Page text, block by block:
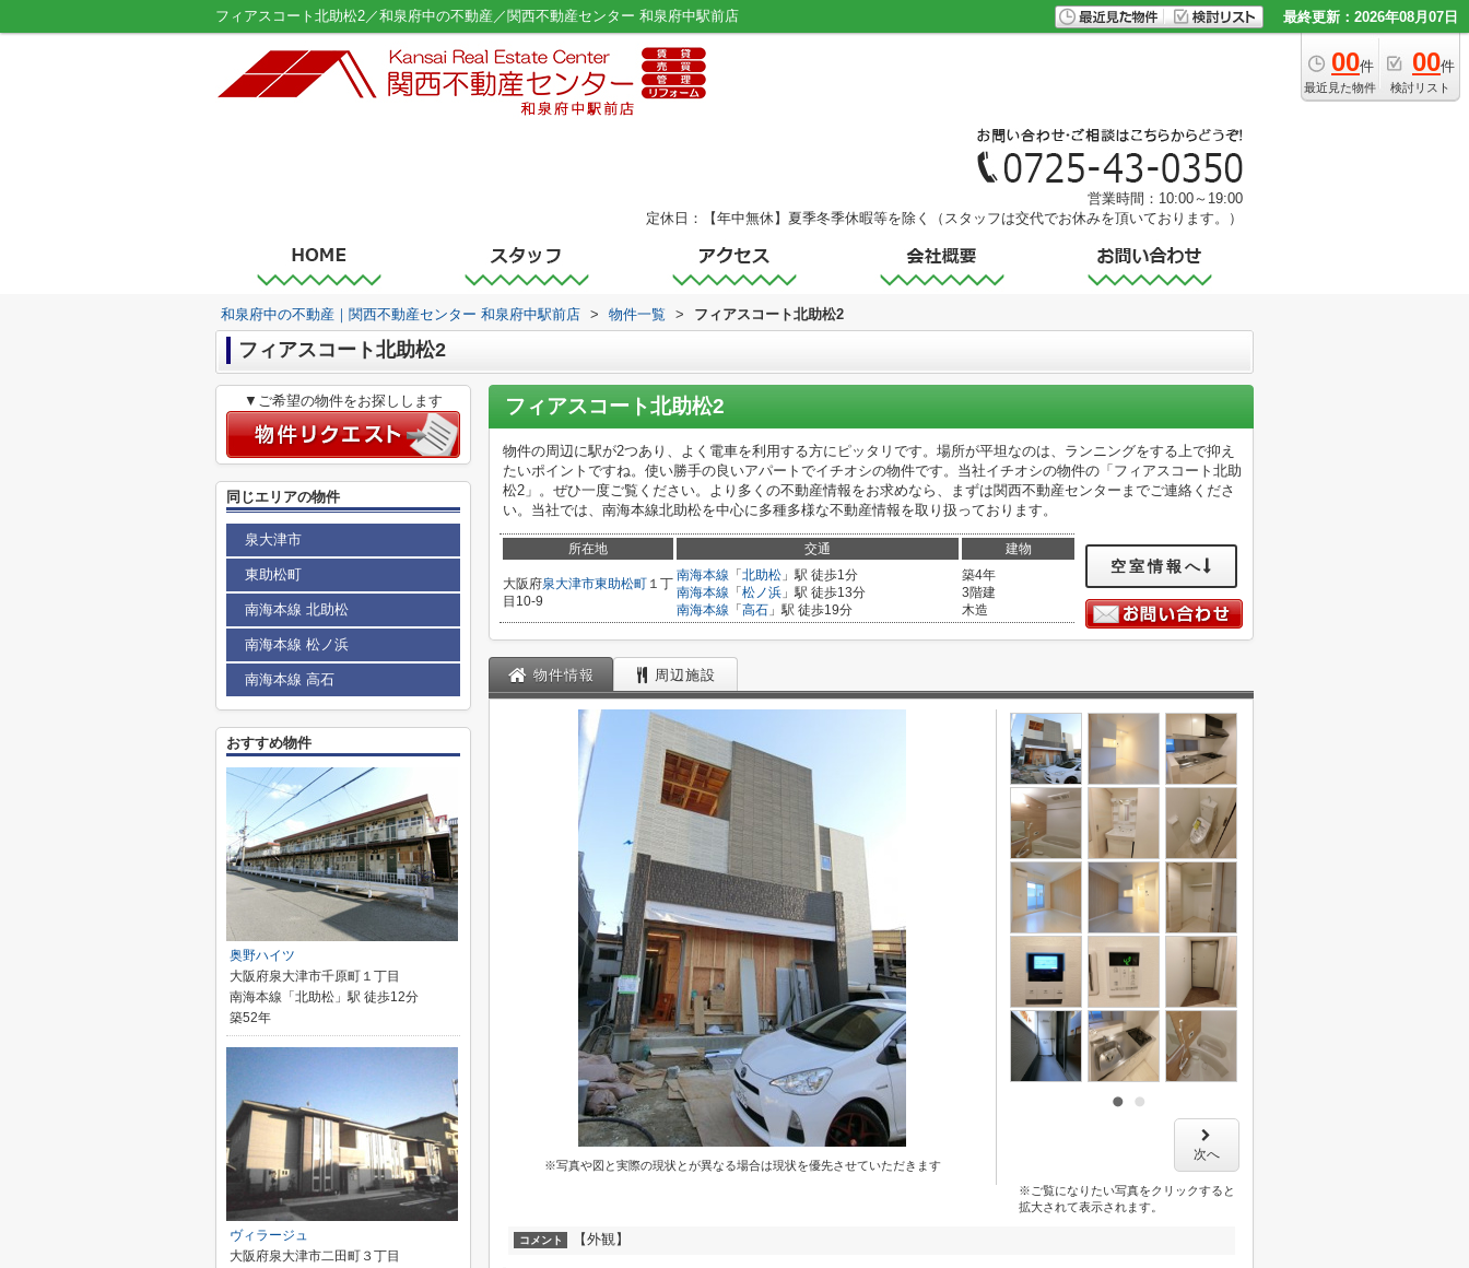
フィアスコート北助松2／和泉府中の不動産／関西不動産センター 和泉府中駅前店 最終更新：2026年08月07日
00件
最近見た物件
00件
検討リスト
営業時間：10:00～19:00
定休日：【年中無休】夏季冬季休暇等を除く（スタッフは交代でお休みを頂いております。）
和泉府中の不動産｜関西不動産センター 和泉府中駅前店 > 物件一覧 > フィアスコート北助松2
フィアスコート北助松2
フィアスコート北助松2
物件の周辺に駅が2つあり、よく電車を利用する方にピッタリです。場所が平坦なのは、ランニングをする上で抑え
たいポイントですね。使い勝手の良いアパートでイチオシの物件です。当社イチオシの物件の「フィアスコート北助
松2」。ぜひ一度ご覧ください。より多くの不動産情報をお求めなら、まずは関西不動産センターまでご連絡くださ
い。当社では、南海本線北助松を中心に多種多様な不動産情報を取り扱っております。
所在地 交通 建物
大阪府泉大津市東助松町 １丁
目10-9
南海本線 「 北助松 」駅 徒歩1分
南海本線 「 松ノ浜 」駅 徒歩13分
南海本線 「 高石 」駅 徒歩19分
築4年
3階建
木造
空室情報へ
物件情報 周辺施設
※写真や図と実際の現状とが異なる場合は現状を優先させていただきます
次へ
※ご覧になりたい写真をクリックすると
拡大されて表示されます。
コメント 【外観】
▼ご希望の物件をお探しします
同じエリアの物件
泉大津市
東助松町
南海本線 北助松
南海本線 松ノ浜
南海本線 高石
おすすめ物件
奥野ハイツ
大阪府泉大津市千原町１丁目
南海本線「北助松」駅 徒歩12分
築52年
ヴィラージュ
大阪府泉大津市二田町３丁目